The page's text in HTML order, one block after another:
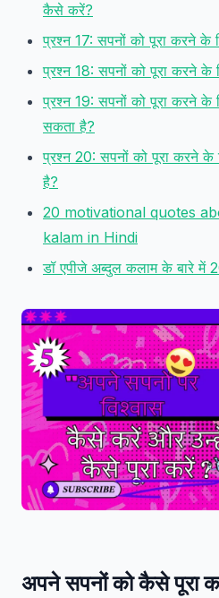
कैसे करें?
प्रश्न 17: सपनों को पूरा करने
प्रश्न 18: सपनों को पूरा करने के
प्रश्न 19: सपनों को पूरा करने के
सकता है?
प्रश्न 20: सपनों को पूरा करने के
है?
20 motivational quotes
kalam in Hindi
डॉ एपीजे अब्दुल कलाम के बारे में
अपने सपनों को कैसे पूरा